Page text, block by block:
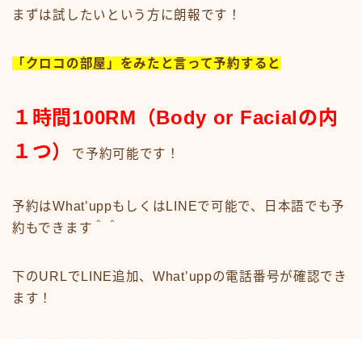
まずは試したいという方に朗報です！
「クロコの部屋」をみたと言って予約すると
１時間100RM（Body or Facialの内
１つ）
で予約可能です！
予約はWhat’uppもしくはLINEで可能で、日本語でも予
約もできます＾＾
下のURLでLINE追加、What’uppの電話番号が確認でき
ます！